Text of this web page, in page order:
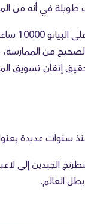
في أنه من المهم
على
الصحيح من
تسويق المحتوى
العالم.